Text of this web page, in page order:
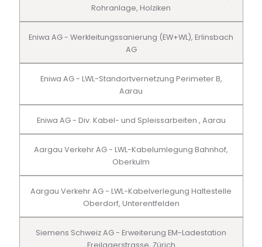
Rohranlage, Holziken
Eniwa AG - Werkleitungssanierung (EW+WL), Erlinsbach
AG
Eniwa AG - LWL-Standortvernetzung Perimeter B,
Aarau
Eniwa AG - Div. Kabel- und Spleissarbeiten , Aarau
Aargau Verkehr AG - LWL-Kabelumlegung Bahnhof,
Oberkulm
Aargau Verkehr AG - LWL-Kabelverlegung Haltestelle
Oberdorf, Unterentfelden
Siemens Schweiz AG - Erweiterung EM-Ladestation
Freilagerstrasse, Zürich